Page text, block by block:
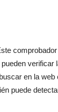
verificar
en la
puede